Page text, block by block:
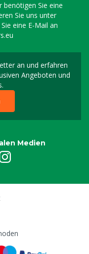
benötigen Sie eine
Sie uns unter
eine E-Mail an
an und erfahren
Angeboten und
Sie sich für
Medien